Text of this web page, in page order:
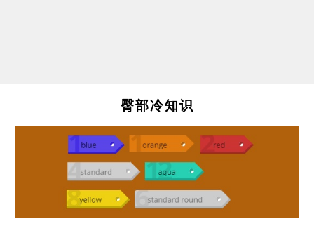
臀部冷知识